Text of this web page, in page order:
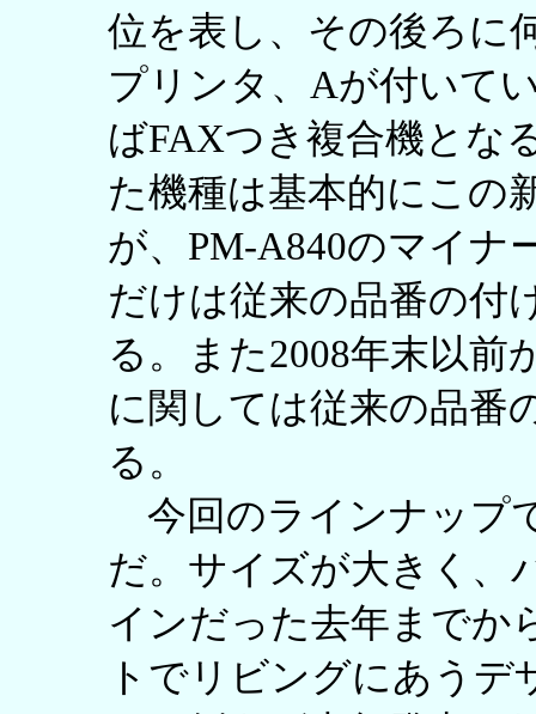
位を表し、その後ろに
プリンタ、Aが付いて
ばFAXつき複合機とな
た機種は基本的にこの
が、PM-A840のマイナ
だけは従来の品番の付
る。また2008年末以前
に関しては従来の品番
る。
今回のラインナップ
だ。サイズが大きく、
インだった去年までか
トでリビングにあう